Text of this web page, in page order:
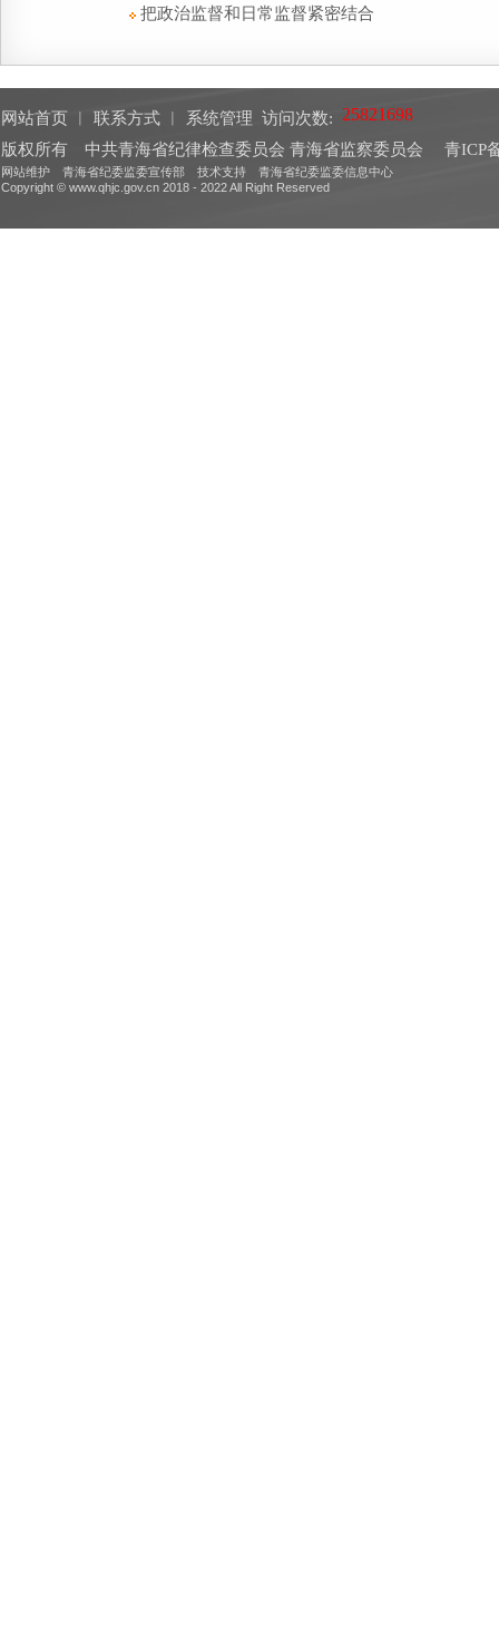
把政治监督和日常监督紧密结合
网站首页 联系方式 系统管理 访问次数:
版权所有 中共青海省纪律检查委员会 青海省监察委员会
青ICP
网站维护 青海省纪委监委宣传部 技术支持 青海省纪委监委信息中心
Copyright © www.qhjc.gov.cn 2018 - 2022 All Right Reserved